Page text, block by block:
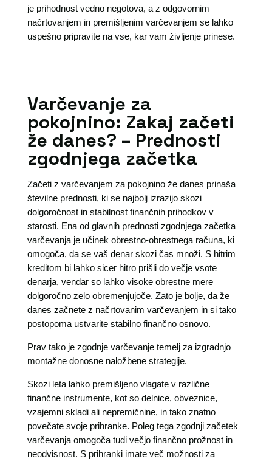
je prihodnost vedno negotova, a z odgovornim
načrtovanjem in premišljenim varčevanjem se lahko
uspešno pripravite na vse, kar vam življenje prinese.
Varčevanje za
pokojnino: Zakaj začeti
že danes? – Prednosti
zgodnjega začetka
Začeti z varčevanjem za pokojnino že danes prinaša
številne prednosti, ki se najbolj izrazijo skozi
dolgoročnost in stabilnost finančnih prihodkov v
starosti. Ena od glavnih prednosti zgodnjega začetka
varčevanja je učinek obrestno-obrestnega računa, ki
omogoča, da se vaš denar skozi čas množi. S hitrim
kreditom bi lahko sicer hitro prišli do večje vsote
denarja, vendar so lahko visoke obrestne mere
dolgoročno zelo obremenjujoče. Zato je bolje, da že
danes začnete z načrtovanim varčevanjem in si tako
postopoma ustvarite stabilno finančno osnovo.
Prav tako je zgodnje varčevanje temelj za izgradnjo
montažne donosne naložbene strategije.
Skozi leta lahko premišljeno vlagate v različne
finančne instrumente, kot so delnice, obveznice,
vzajemni skladi ali nepremičnine, in tako znatno
povečate svoje prihranke. Poleg tega zgodnji začetek
varčevanja omogoča tudi večjo finančno prožnost in
neodvisnost. S prihranki imate več možnosti za